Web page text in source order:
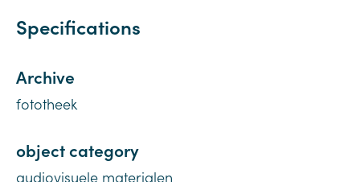
Specifications
Archive
fototheek
object category
audiovisuele materialen